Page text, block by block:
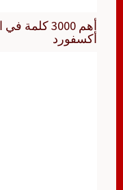
أهم 3000
أكسفورد